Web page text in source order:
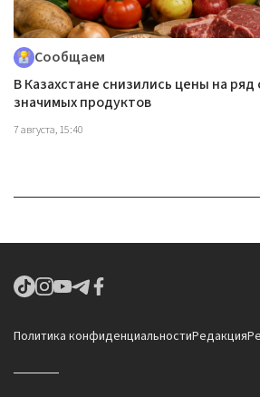
Сообщаем
В Казахстане снизились цены на
значимых продуктов
7 августа, 15:40
Политика конфиденциальностиРедакция